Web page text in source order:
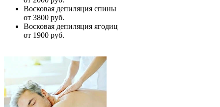
Восковая депиляция спины
от 3800 руб.
Восковая депиляция ягодиц
от 1900 руб.